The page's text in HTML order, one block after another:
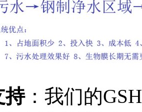
持：我们的